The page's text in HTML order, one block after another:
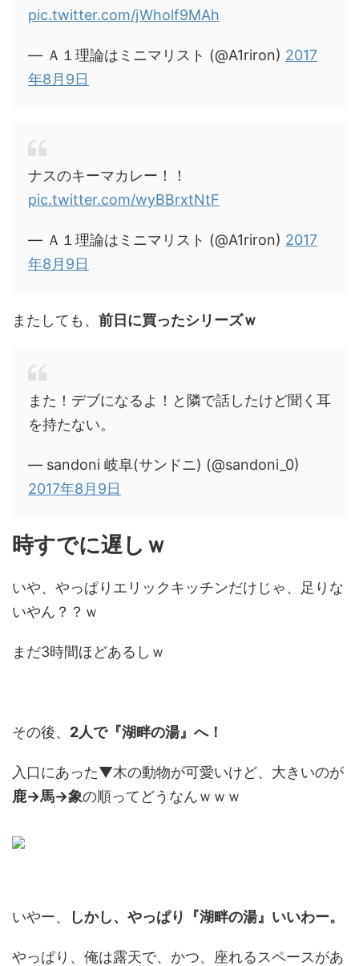
pic.twitter.com/jWholf9MAh
— Ａ１理論はミニマリスト (@A1riron) 2017
年8月9日
ナスのキーマカレー！！
pic.twitter.com/wyBBrxtNtF
— Ａ１理論はミニマリスト (@A1riron) 2017
年8月9日
またしても、 前日に買ったシリーズｗ
また！デブになるよ！と隣で話したけど聞く耳
を持たない。
— sandoni 岐阜(サンドニ) (@sandoni_0)
2017年8月9日
時すでに遅しｗ
いや、やっぱりエリックキッチンだけじゃ、足りな
いやん？？ｗ
まだ3時間ほどあるしｗ
その後、 2人で『湖畔の湯』へ！
入口にあった▼木の動物が可愛いけど、大きいのが
鹿→馬→象の順ってどうなんｗｗｗ
いやー、 しかし、やっぱり『湖畔の湯』いいわー。
やっぱり、俺は露天で、かつ、座れるスペースがあ